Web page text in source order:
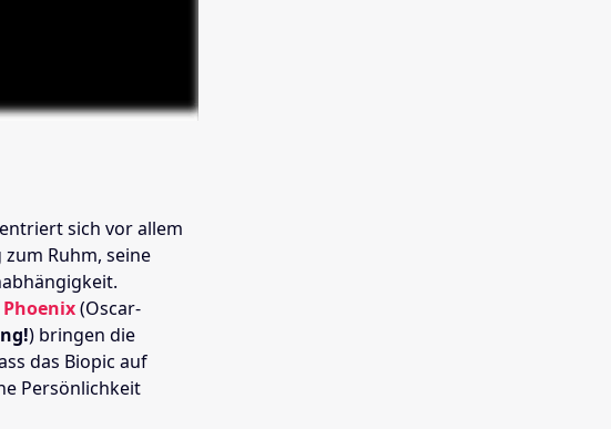
sich vor allem
Ruhm, seine
(Oscar-
) bringen die
das Biopic auf
Persönlichkeit